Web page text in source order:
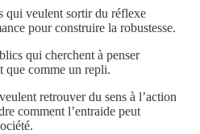
qui veulent sortir du réflexe
pour construire la robustesse.
qui cherchent à penser
que comme un repli.
retrouver du sens à l’action
comment l’entraide peut